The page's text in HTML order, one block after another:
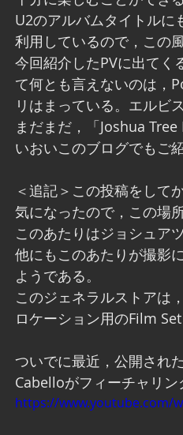
U2のアルバムタイトルに
利用しているので，この
今回紹介したPVに出てく
て何とも言えないのは，
リはまっている。エルビ
まだまだ，「Joshua
いおいこのブログでもご
＜追記＞この投稿をして
気になったので，この場
このあたりはジョシュア
他にもこのあたりが撮影
ようである。
このジェネラルストアは
ロケーション用のFilm Set
ついでに最近，公開され
Cabelloがフィーチャリン
https://www.youtube.com/